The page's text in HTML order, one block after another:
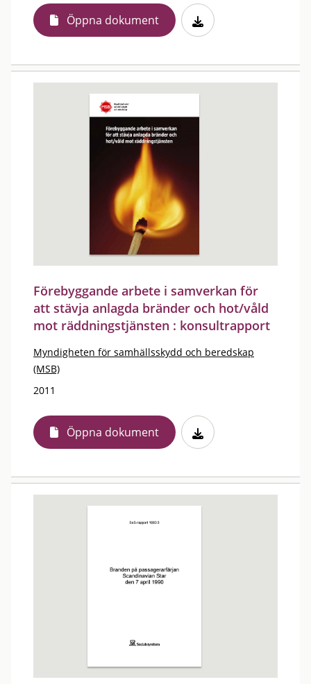
Öppna dokument
Förebyggande arbete i samverkan för
att stävja anlagda bränder och hot/våld
mot räddningstjänsten : konsultrapport
Myndigheten för samhällsskydd och beredskap
(MSB)
2011
Öppna dokument